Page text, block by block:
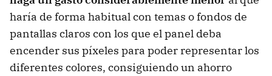
haría de forma habitual con temas o fondos de
pantallas claros con los que el panel deba
encender sus píxeles para poder representar los
diferentes colores, consiguiendo un ahorro